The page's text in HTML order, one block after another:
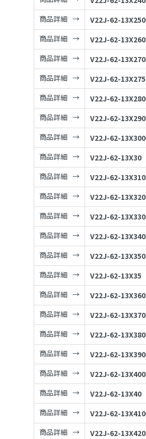
商品詳細
V22J-62-13X250
商品詳細
V22J-62-13X260
商品詳細
V22J-62-13X270
商品詳細
V22J-62-13X275
商品詳細
V22J-62-13X280
商品詳細
V22J-62-13X290
商品詳細
V22J-62-13X300
商品詳細
V22J-62-13X30
商品詳細
V22J-62-13X310
商品詳細
V22J-62-13X320
商品詳細
V22J-62-13X330
商品詳細
V22J-62-13X340
商品詳細
V22J-62-13X350
商品詳細
V22J-62-13X35
商品詳細
V22J-62-13X360
商品詳細
V22J-62-13X370
商品詳細
V22J-62-13X380
商品詳細
V22J-62-13X390
商品詳細
V22J-62-13X400
商品詳細
V22J-62-13X40
商品詳細
V22J-62-13X410
商品詳細
V22J-62-13X420